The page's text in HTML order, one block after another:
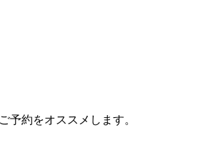
約をオススメします。